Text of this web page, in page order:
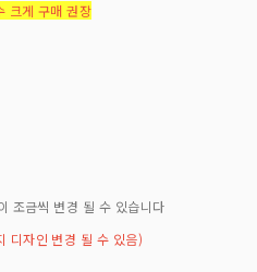
크게 구매 권장
조금씩 변경 될 수 있습니다
디자인 변경 될 수 있음)